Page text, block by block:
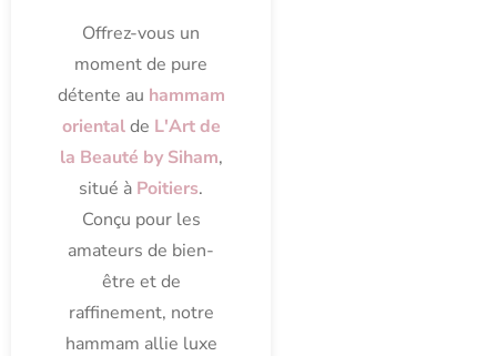
Offrez-vous un
moment de pure
détente au hammam
orientalde L'Art de
la Beauté by Siham,
situé à Poitiers.
Conçu pour les
amateurs de bien-
être et de
raffinement, notre
hammam allie luxe